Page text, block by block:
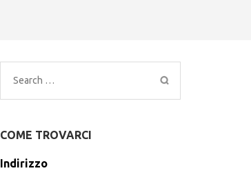
Search
for:
COME TROVARCI
Indirizzo